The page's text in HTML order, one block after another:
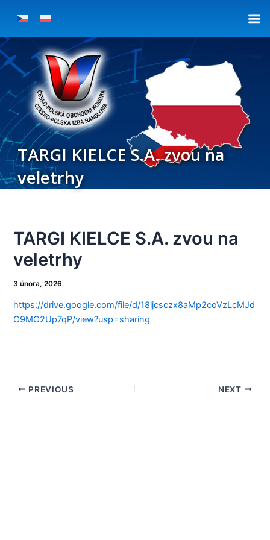
obsah
TARGI KIELCE S.A. zvou na
veletrhy
TARGI KIELCE S.A. zvou na
veletrhy
3 února, 2026
https://drive.google.com/file/d/18ljcsczx8aMp2coVzLcMJd
O9MO2Up7qP/view?usp=sharing
navigation
PREVIOUS NEXT